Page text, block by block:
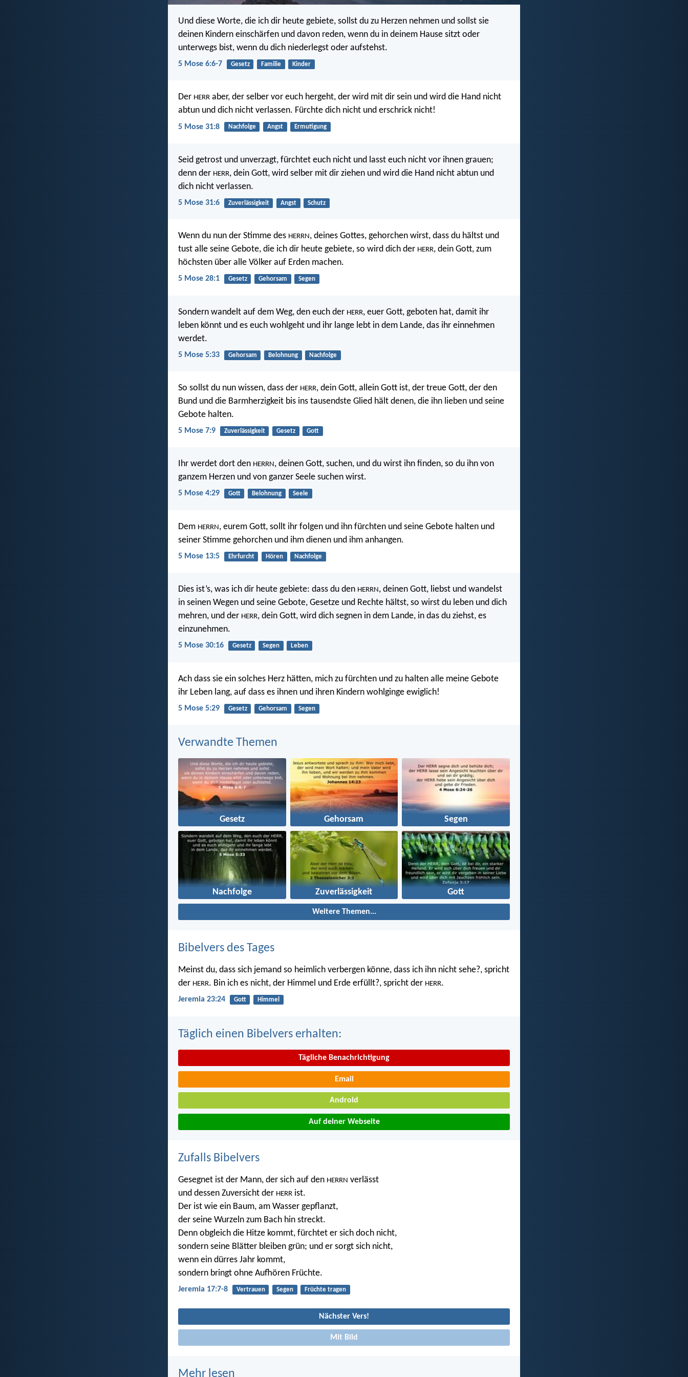
Und diese Worte, die ich dir heute gebiete, sollst du zu Herzen nehmen und sollst sie
deinen Kindern einschärfen und davon reden, wenn du in deinem Hause sitzt oder
unterwegs bist, wenn du dich niederlegst oder aufstehst.
5 Mose 6:6-7 Gesetz Familie Kinder
Der HERR aber, der selber vor euch hergeht, der wird mit dir sein und wird die Hand nicht
abtun und dich nicht verlassen. Fürchte dich nicht und erschrick nicht!
5 Mose 31:8 Nachfolge Angst Ermutigung
Seid getrost und unverzagt, fürchtet euch nicht und lasst euch nicht vor ihnen grauen;
denn der HERR, dein Gott, wird selber mit dir ziehen und wird die Hand nicht abtun und
dich nicht verlassen.
5 Mose 31:6 Zuverlässigkeit Angst Schutz
Wenn du nun der Stimme des HERRN, deines Gottes, gehorchen wirst, dass du hältst und
tust alle seine Gebote, die ich dir heute gebiete, so wird dich der HERR, dein Gott, zum
höchsten über alle Völker auf Erden machen.
5 Mose 28:1 Gesetz Gehorsam Segen
Sondern wandelt auf dem Weg, den euch der HERR, euer Gott, geboten hat, damit ihr
leben könnt und es euch wohlgeht und ihr lange lebt in dem Lande, das ihr einnehmen
werdet.
5 Mose 5:33 Gehorsam Belohnung Nachfolge
So sollst du nun wissen, dass der HERR, dein Gott, allein Gott ist, der treue Gott, der den
Bund und die Barmherzigkeit bis ins tausendste Glied hält denen, die ihn lieben und seine
Gebote halten.
5 Mose 7:9 Zuverlässigkeit Gesetz Gott
Ihr werdet dort den HERRN, deinen Gott, suchen, und du wirst ihn finden, so du ihn von
ganzem Herzen und von ganzer Seele suchen wirst.
5 Mose 4:29 Gott Belohnung Seele
Dem HERRN, eurem Gott, sollt ihr folgen und ihn fürchten und seine Gebote halten und
seiner Stimme gehorchen und ihm dienen und ihm anhangen.
5 Mose 13:5 Ehrfurcht Hören Nachfolge
Dies ist’s, was ich dir heute gebiete: dass du den HERRN, deinen Gott, liebst und wandelst
in seinen Wegen und seine Gebote, Gesetze und Rechte hältst, so wirst du leben und dich
mehren, und der HERR, dein Gott, wird dich segnen in dem Lande, in das du ziehst, es
einzunehmen.
5 Mose 30:16 Gesetz Segen Leben
Ach dass sie ein solches Herz hätten, mich zu fürchten und zu halten alle meine Gebote
ihr Leben lang, auf dass es ihnen und ihren Kindern wohlginge ewiglich!
5 Mose 5:29 Gesetz Gehorsam Segen
Verwandte Themen
Gesetz Gehorsam Segen
Nachfolge Zuverlässigkeit Gott
Weitere Themen...
Bibelvers des Tages
Meinst du, dass sich jemand so heimlich verbergen könne, dass ich ihn nicht sehe?, spricht
der HERR. Bin ich es nicht, der Himmel und Erde erfüllt?, spricht der HERR.
Jeremia 23:24 Gott Himmel
Täglich einen Bibelvers erhalten:
Tägliche Benachrichtigung
Email
Android
Auf deiner Webseite
Zufalls Bibelvers
Gesegnet ist der Mann, der sich auf den HERRN verlässt
und dessen Zuversicht der HERR ist.
Der ist wie ein Baum, am Wasser gepflanzt,
der seine Wurzeln zum Bach hin streckt.
Denn obgleich die Hitze kommt, fürchtet er sich doch nicht,
sondern seine Blätter bleiben grün; und er sorgt sich nicht,
wenn ein dürres Jahr kommt,
sondern bringt ohne Aufhören Früchte.
Jeremia 17:7-8 Vertrauen Segen Früchte tragen
Nächster Vers!
Mit Bild
Mehr lesen